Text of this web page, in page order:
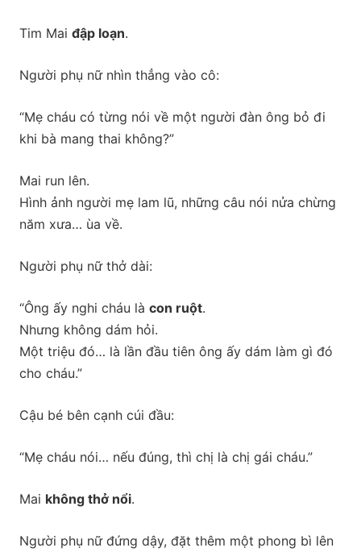
Tim Mai đập loạn.
Người phụ nữ nhìn thẳng vào cô:
“Mẹ cháu có từng nói về một người đàn ông bỏ đi
khi bà mang thai không?”
Mai run lên.
Hình ảnh người mẹ lam lũ, những câu nói nửa chừng
năm xưa… ùa về.
Người phụ nữ thở dài:
“Ông ấy nghi cháu là con ruột.
Nhưng không dám hỏi.
Một triệu đó… là lần đầu tiên ông ấy dám làm gì đó
cho cháu.”
Cậu bé bên cạnh cúi đầu:
“Mẹ cháu nói… nếu đúng, thì chị là chị gái cháu.”
Mai không thở nổi.
Người phụ nữ đứng dậy, đặt thêm một phong bì lên